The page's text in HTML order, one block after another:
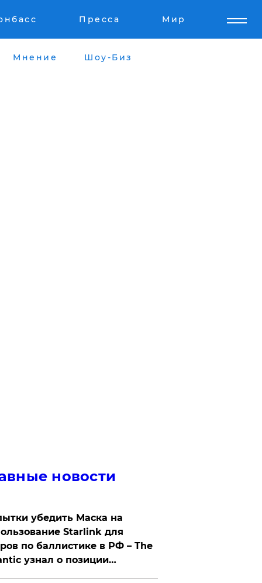
Пресса Мир
Мнение Шоу-Биз
новости
убедить Маска на
Starlink для
по баллистике в РФ – The
узнал о позиции